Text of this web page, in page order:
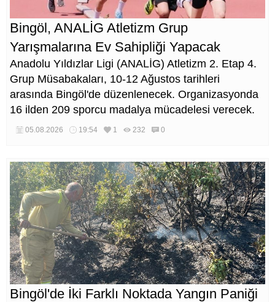
Bingöl, ANALİG Atletizm Grup
Yarışmalarına Ev Sahipliği Yapacak
Anadolu Yıldızlar Ligi (ANALİG) Atletizm 2. Etap 4.
Grup Müsabakaları, 10-12 Ağustos tarihleri
arasında Bingöl'de düzenlenecek. Organizasyonda
16 ilden 209 sporcu madalya mücadelesi verecek.
05.08.2026 19:54 1 232 0
Bingöl'de İki Farklı Noktada Yangın Paniği